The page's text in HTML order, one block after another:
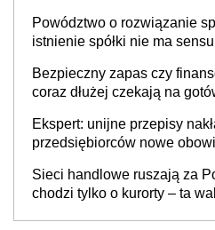
Powództwo o rozwiązanie
istnienie spółki nie ma
Bezpieczny zapas czy
coraz dłużej czekają na
Ekspert: unijne przepisy
przedsiębiorców nowe
Sieci handlowe ruszają za
chodzi tylko o kurorty – ta